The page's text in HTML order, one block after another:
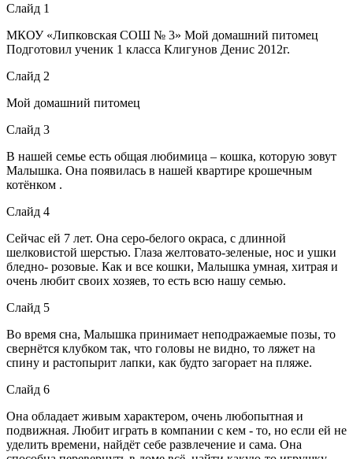
Слайд 1
МКОУ «Липковская СОШ № 3» Мой домашний питомец
Подготовил ученик 1 класса Клигунов Денис 2012г.
Слайд 2
Мой домашний питомец
Слайд 3
В нашей семье есть общая любимица – кошка, которую зовут
Малышка. Она появилась в нашей квартире крошечным
котёнком .
Слайд 4
Сейчас ей 7 лет. Она серо-белого окраса, с длинной
шелковистой шерстью. Глаза желтовато-зеленые, нос и ушки
бледно- розовые. Как и все кошки, Малышка умная, хитрая и
очень любит своих хозяев, то есть всю нашу семью.
Слайд 5
Во время сна, Малышка принимает неподражаемые позы, то
свернётся клубком так, что головы не видно, то ляжет на
спину и растопырит лапки, как будто загорает на пляже.
Слайд 6
Она обладает живым характером, очень любопытная и
подвижная. Любит играть в компании с кем - то, но если ей не
уделить времени, найдёт себе развлечение и сама. Она